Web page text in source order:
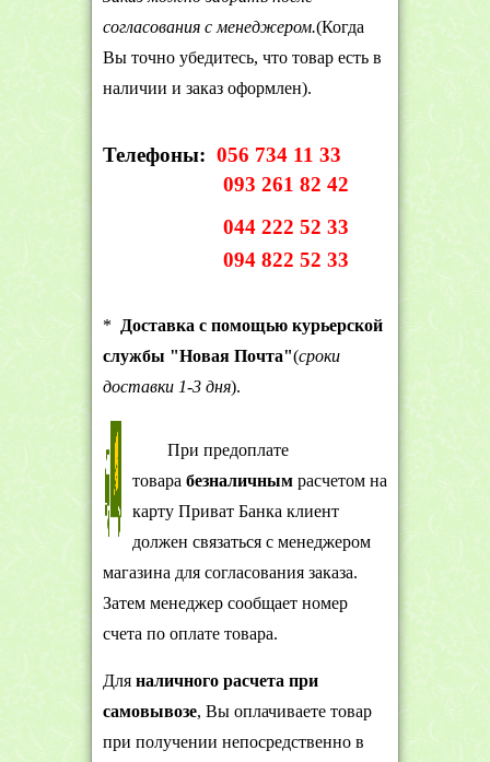
согласования с менеджером.(Когда
Вы точно убедитесь, что товар есть в
наличии и заказ оформлен).
Телефоны: 056 734 11 33
093 261 82 42
044 222 52 33
094 822 52 33
*
Доставка с помощью курьерской
службы "Новая Почта"(сроки
доставки 1-3 дня).
При предоплате
товара безналичным расчетом на
карту Приват Банка клиент
должен связаться с менеджером
магазина для согласования заказа.
Затем менеджер сообщает номер
счета по оплате товара.
Для наличного расчета при
самовывозе, Вы оплачиваете товар
при получении непосредственно в